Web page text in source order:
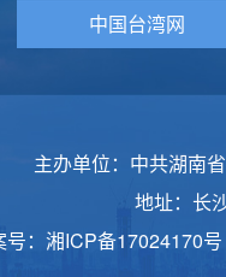
中国台湾网
主办单位：中共湖南
地址：长
： 湘ICP备17024170号